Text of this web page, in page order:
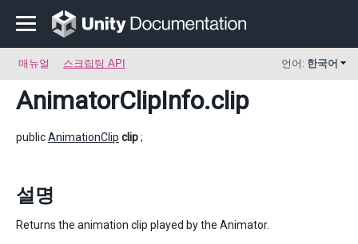
매뉴얼 스크립팅 API 언어: 한국어
AnimatorClipInfo.clip
publicAnimationClip clip;
설명
Returns the animation clip played by the Animator.